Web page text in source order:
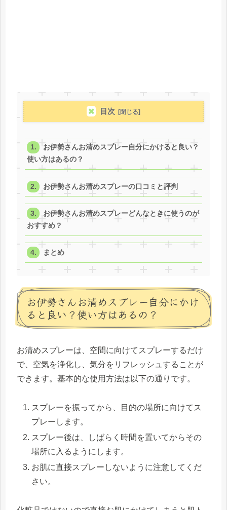
目次
お伊勢さんお清めスプレー自分にかけると良い？
使い方はあるの？
お伊勢さんお清めスプレーの口コミと評判
お伊勢さんお清めスプレーどんなときに使うのが
おすすめ？
まとめ
お伊勢さんお清めスプレー自分にかけ
ると良い？使い方はあるの？
お清めスプレーは、空間に向けてスプレーするだけ
で、空気を浄化し、気分をリフレッシュすることが
できます。基本的な使用方法は以下の通りです。
スプレーを振ってから、目的の場所に向けてス
プレーします。
スプレー後は、しばらく時間を置いてからその
場所に入るようにします。
お肌に直接スプレーしないように注意してくだ
さい。